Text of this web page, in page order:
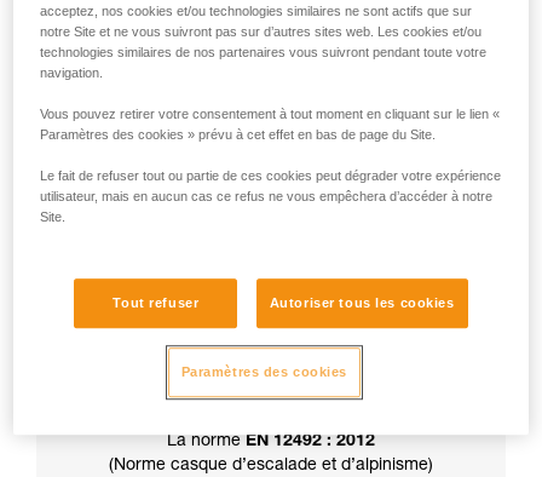
du casque :jugulaire en position résistance
inférieure à25 kg
Attention, votre casque est livré en position
jugulairedétermine aussi la certificationde
votre casque :
La norme EN 12492 : 2012
(Norme casque d’escalade et d’alpinisme)
acceptez, nos cookies et/ou technologies similaires ne sont actifs que sur
notre Site et ne vous suivront pas sur d’autres sites web. Les cookies et/ou
technologies similaires de nos partenaires vous suivront pendant toute votre
navigation.
Vous pouvez retirer votre consentement à tout moment en cliquant sur le lien «
Paramètres des cookies » prévu à cet effet en bas de page du Site.
Le fait de refuser tout ou partie de ces cookies peut dégrader votre expérience
utilisateur, mais en aucun cas ce refus ne vous empêchera d’accéder à notre
Site.
Tout refuser Autoriser tous les cookies
Paramètres des cookies